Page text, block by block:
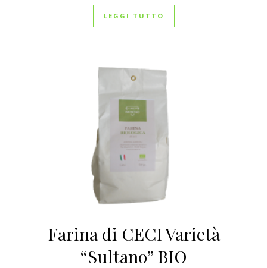
LEGGI TUTTO
Farina di CECI Varietà
“Sultano” BIO